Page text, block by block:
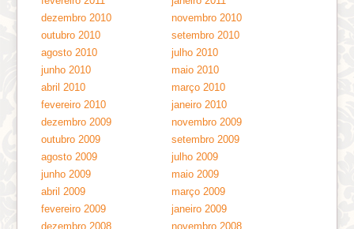
dezembro 2010
novembro 2010
outubro 2010
setembro 2010
agosto 2010
julho 2010
junho 2010
maio 2010
abril 2010
março 2010
fevereiro 2010
janeiro 2010
dezembro 2009
novembro 2009
outubro 2009
setembro 2009
agosto 2009
julho 2009
junho 2009
maio 2009
abril 2009
março 2009
fevereiro 2009
janeiro 2009
dezembro 2008
novembro 2008